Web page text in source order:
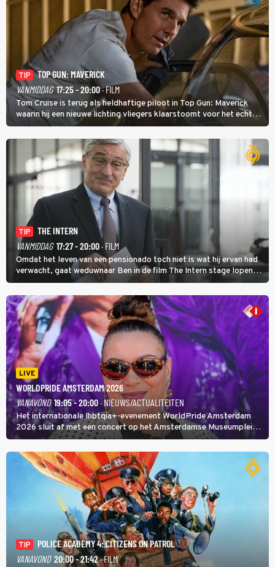
TIP
TOP GUN: MAVERICK
VANMIDDAG 17:25 - 20:00· FILM
Tom Cruise is terug als heldhaftige piloot in Top Gun: Maverick
waarin hij een nieuwe lichting vliegers klaarstoomt voor het echte
werk.
TIP
THE INTERN
VANMIDDAG 17:27 - 20:00· FILM
Omdat het leven van een pensionado toch niet is wat hij ervan had
verwacht, gaat weduwnaar Ben in de film The Intern stage lopen
bij de hippe webwinkel van Jules, wat een gouden zet blijkt te zijn.
LIVE
WORLDPRIDE AMSTERDAM 2026
VANAVOND 19:05 - 20:00· NIEUWS/ACTUALITEITEN
Het internationale lhbtqia+-evenement WorldPride Amsterdam
2026 sluit af met een concert op het Amsterdamse Museumplein.
Anita Doth is een van de optredende artiesten. In de jaren 90
veroverde ze de wereld als zangeres van 2Unlimited.
TIP
POLICE ACADEMY 4: CITIZENS ON PATROL
VANAVOND 20:00 - 21:42· FILM